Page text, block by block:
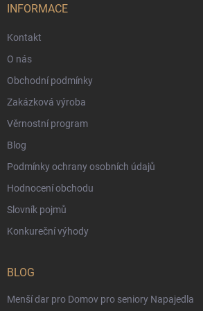
INFORMACE
Kontakt
O nás
Obchodní podmínky
Zakázková výroba
Věrnostní program
Blog
Podmínky ochrany osobních údajů
Hodnocení obchodu
Slovník pojmů
Konkureční výhody
BLOG
Menší dar pro Domov pro seniory Napajedla